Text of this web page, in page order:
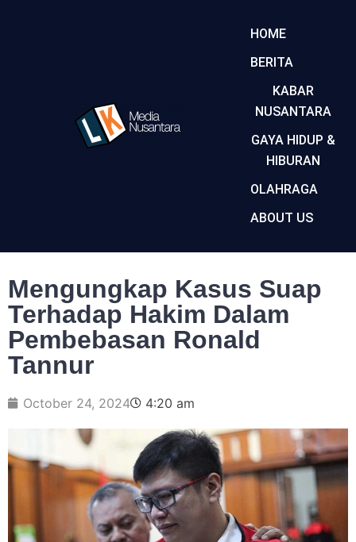
HOME
BERITA
KABAR
NUSANTARA
GAYA HIDUP &
HIBURAN
OLAHRAGA
ABOUT US
Mengungkap Kasus Suap
Terhadap Hakim Dalam
Pembebasan Ronald
Tannur
October 24, 2024 4:20 am